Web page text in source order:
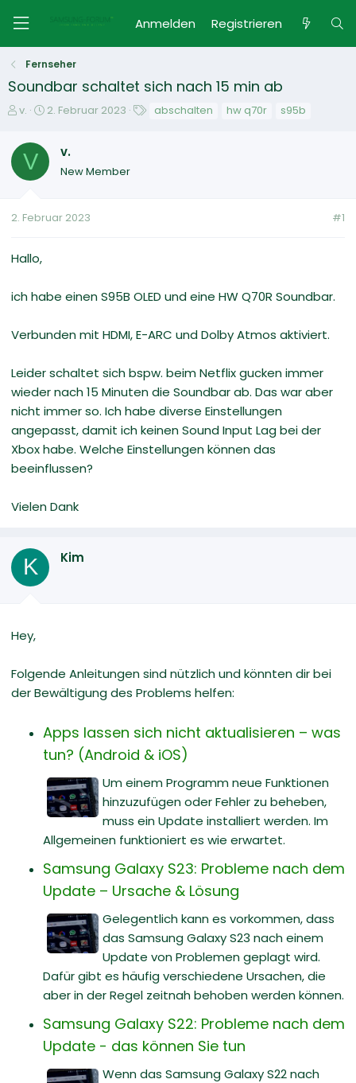
Anmelden Registrieren
Fernseher
Soundbar schaltet sich nach 15 min ab
E
s
e
v.
E
t
e
t
2. Februar 2023 abschalten hw q70r s95b
V v.
New Member
2. Februar 2023 #1
Hallo,
ich habe einen S95B OLED und eine HW Q70R Soundbar.
Verbunden mit HDMI, E-ARC und Dolby Atmos aktiviert.
Leider schaltet sich bspw. beim Netflix gucken immer
wieder nach 15 Minuten die Soundbar ab. Das war aber
nicht immer so. Ich habe diverse Einstellungen
angepasst, damit ich keinen Sound Input Lag bei der
Xbox habe. Welche Einstellungen können das
beeinflussen?
Vielen Dank
K Kim
Hey,
Folgende Anleitungen sind nützlich und könnten dir bei
der Bewältigung des Problems helfen:
Apps lassen sich nicht aktualisieren – was
tun? (Android & iOS)
Um einem Programm neue Funktionen
hinzuzufügen oder Fehler zu beheben,
muss ein Update installiert werden. Im
Allgemeinen funktioniert es wie erwartet.
Samsung Galaxy S23: Probleme nach dem
Update – Ursache & Lösung
Gelegentlich kann es vorkommen, dass
das Samsung Galaxy S23 nach einem
Update von Problemen geplagt wird.
Dafür gibt es häufig verschiedene Ursachen, die
aber in der Regel zeitnah behoben werden können.
Samsung Galaxy S22: Probleme nach dem
Update - das können Sie tun
Wenn das Samsung Galaxy S22 nach